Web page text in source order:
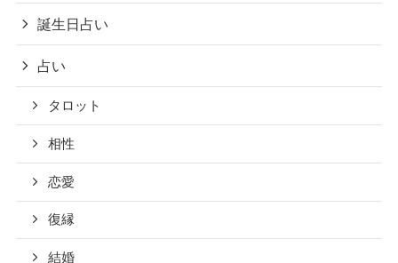
誕生日占い
占い
タロット
相性
恋愛
復縁
結婚